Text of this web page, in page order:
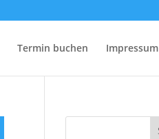
Termin buchen Impressum